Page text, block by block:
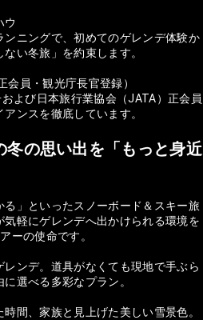
ウ
ニングで、初めてのゲレンデ体験か
い冬旅」を約束します。
員・観光庁長官登録）
よび日本旅行業協会（JATA）正会員
ンスを徹底しています。
冬の思い出を「もっと身近
る」といったスノーボード＆スキー旅
軽にゲレンデへ出かけられる環境を
ーの使命です。
ンデ。道具がなくても現地で手ぶら
選べる多彩なプラン。
間、家族と見上げた美しい雪景色。